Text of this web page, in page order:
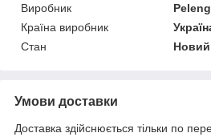
Виробник
Країна виробник
Стан
Новий
Умови доставки
Доставка здійснюється тільки по